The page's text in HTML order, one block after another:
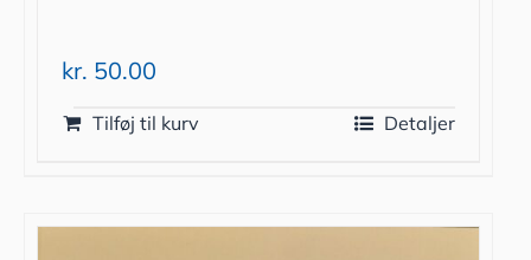
kr. 50.00
Tilføj til kurv Detaljer